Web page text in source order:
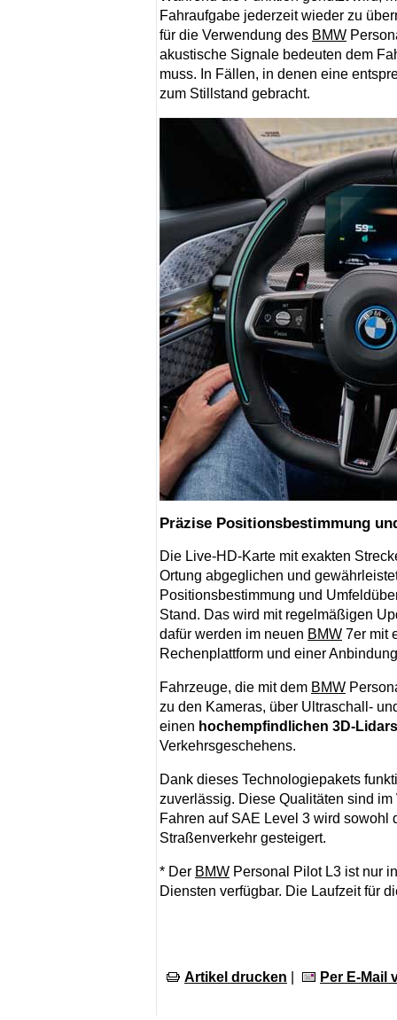
Fahraufgabe jederzeit wieder zu
für die Verwendung des BMW
akustische Signale bedeuten dem
muss. In Fällen, in denen eine
zum Stillstand gebracht.
Präzise Positionsbestimmung
Die Live-HD-Karte mit exakten
Ortung abgeglichen und
Positionsbestimmung und
Stand. Das wird mit regelmäßigen
dafür werden im neuen BMW 7er mit
Rechenplattform und einer
Fahrzeuge, die mit dem BMW
zu den Kameras, über Ultraschall-
einen hochempfindlichen 3D-
Verkehrsgeschehens.
Dank dieses Technologiepakets
zuverlässig. Diese Qualitäten sind
Fahren auf SAE Level 3 wird sowohl
Straßenverkehr gesteigert.
* Der BMW Personal Pilot L3 ist nur
Diensten verfügbar. Die Laufzeit für
Artikel drucken Per E-Mail